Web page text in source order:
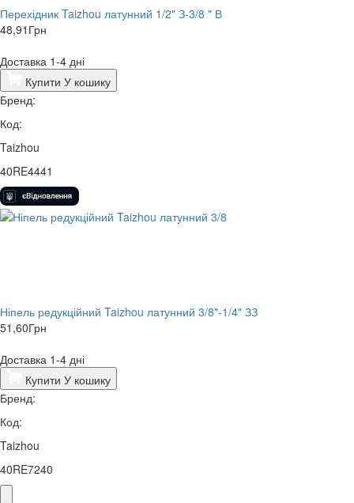
Перехідник Taizhou латунний 1/2" З-3/8 " В
48,91 Грн
Доставка 1-4 дні
Купити У кошику
Бренд:
Код:
Taizhou
40RE4441
Ніпель редукційний Taizhou латунний 3/8"-1/4" ЗЗ
51,60Грн
Доставка 1-4 дні
Купити У кошику
Бренд:
Код:
Taizhou
40RE7240